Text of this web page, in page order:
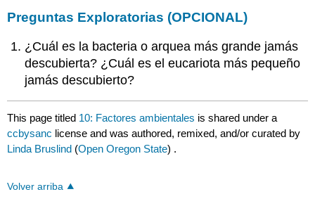
Preguntas Exploratorias (OPCIONAL)
¿Cuál es la bacteria o arquea más grande jamás
descubierta? ¿Cuál es el eucariota más pequeño
jamás descubierto?
This page titled 10: Factores ambientales is shared under a
ccbysanc license and was authored, remixed, and/or curated by
Linda Bruslind (Open Oregon State) .
Volver arriba